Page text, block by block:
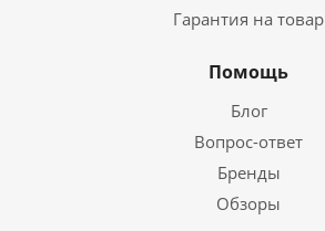
Гарантия на товар
Помощь
Блог
Вопрос-ответ
Бренды
Обзоры